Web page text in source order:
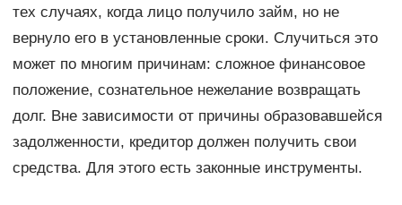
тех случаях, когда лицо получило займ, но не
вернуло его в установленные сроки. Случиться это
может по многим причинам: сложное финансовое
положение, сознательное нежелание возвращать
долг. Вне зависимости от причины образовавшейся
задолженности, кредитор должен получить свои
средства. Для этого есть законные инструменты.